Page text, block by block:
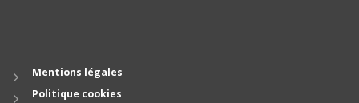
Mentions légales
Politique cookies